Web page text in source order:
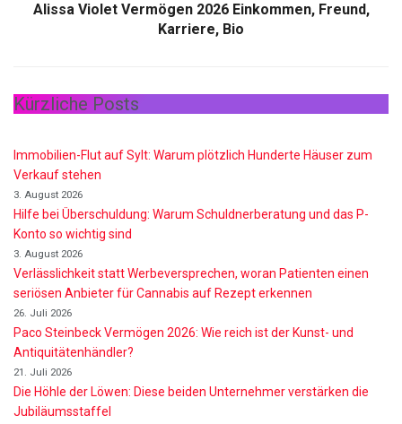
Alissa Violet Vermögen 2026 Einkommen, Freund,
Karriere, Bio
Kürzliche Posts
Immobilien-Flut auf Sylt: Warum plötzlich Hunderte Häuser zum
Verkauf stehen
3. August 2026
Hilfe bei Überschuldung: Warum Schuldnerberatung und das P-
Konto so wichtig sind
3. August 2026
Verlässlichkeit statt Werbeversprechen, woran Patienten einen
seriösen Anbieter für Cannabis auf Rezept erkennen
26. Juli 2026
Paco Steinbeck Vermögen 2026: Wie reich ist der Kunst- und
Antiquitätenhändler?
21. Juli 2026
Die Höhle der Löwen: Diese beiden Unternehmer verstärken die
Jubiläumsstaffel